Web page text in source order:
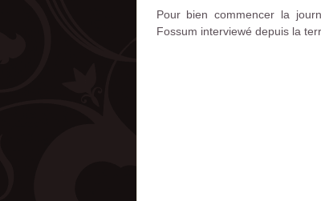
Pour bien commencer la
Fossum interviewé depuis la